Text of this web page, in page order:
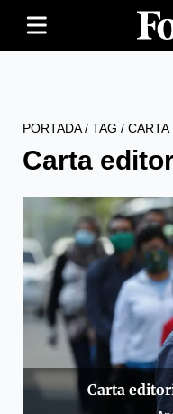
PORTADA/ TAG / CARTA
Carta
Carta